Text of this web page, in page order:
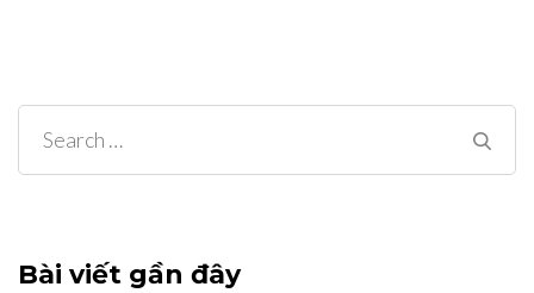
Search
for:
Bài viết gần đây